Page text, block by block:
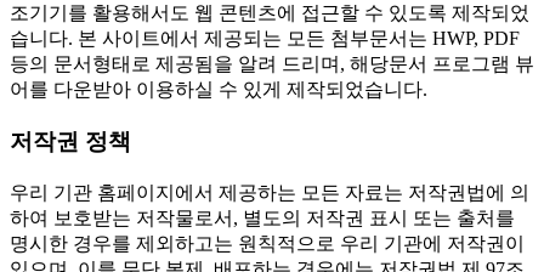
조기기를 활용해서도 웹 콘텐츠에 접근할 수 있도록 제작되었
습니다. 본 사이트에서 제공되는 모든 첨부문서는 HWP, PDF
등의 문서형태로 제공됨을 알려 드리며, 해당문서 프로그램 뷰
어를 다운받아 이용하실 수 있게 제작되었습니다.
저작권 정책
우리 기관 홈페이지에서 제공하는 모든 자료는 저작권법에 의
하여 보호받는 저작물로서, 별도의 저작권 표시 또는 출처를
명시한 경우를 제외하고는 원칙적으로 우리 기관에 저작권이